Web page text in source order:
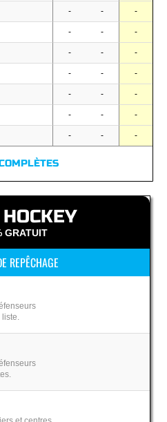
- - -
- - -
- - -
- - -
- - -
- - -
- - -
GRATUIT
REPÊCHAGE
liste.